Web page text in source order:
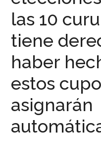
las 10
tiene
haber
estos
asignarán